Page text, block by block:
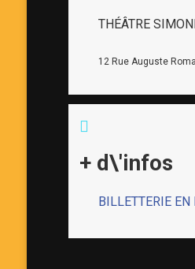
THÉÂTRE
12 Rue Auguste
+ d\'infos
BILLETTERIE EN